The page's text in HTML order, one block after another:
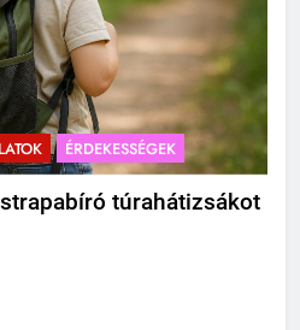
ÉRDEKESSÉGEK
túrahátizsákot